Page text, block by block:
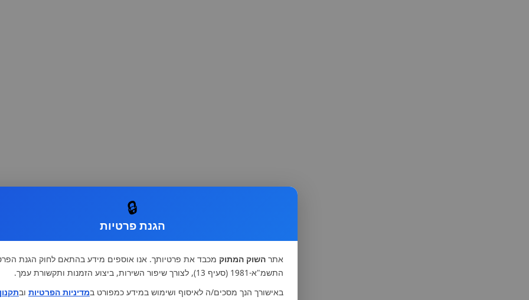
🔒
הגנת פרטיות
אתר השוק המתוק מכבד את פרטיותך. אנו אוספים מידע בהתאם לחוק הגנת
התשמ"א-1981 (סעיף 13), לצורך שיפור השירות, ביצוע הזמנות ותקשורת עמך.
באישורך הנך מסכים/ה לאיסוף ושימוש במידע כמפורט במדיניות הפרטיות ובתקנון